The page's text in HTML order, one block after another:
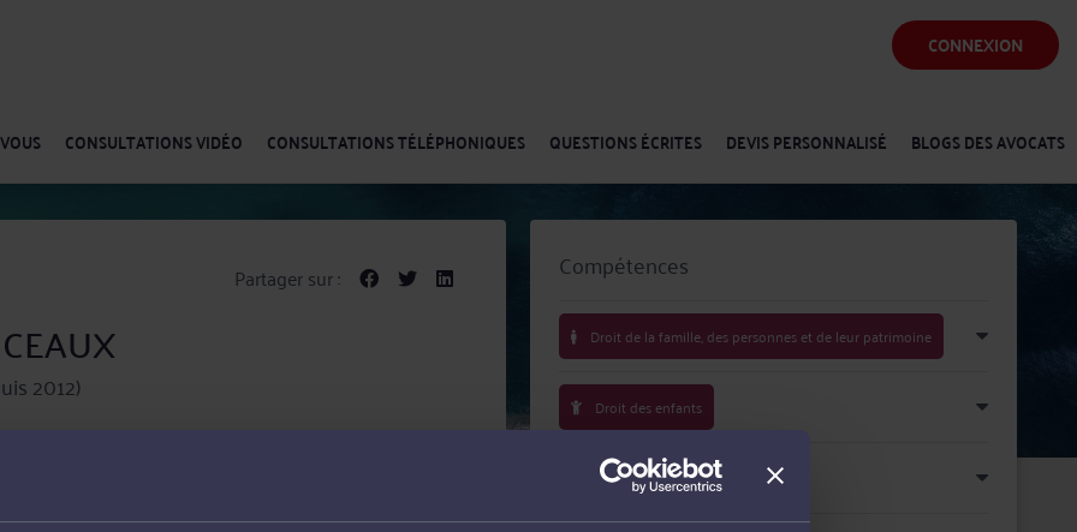
CONNEXION
CONSULTATIONS VIDÉO CONSULTATIONS TÉLÉPHONIQUES QUESTIONS ÉCRITES DEVIS PERSONNALISÉ BLOGS DES AVOCATS
Partager sur :
2012)
en matière de conseil que de contentieux,
de leur patrimoine, Droit des enfants et Droit pénal.
Compétences
Droit de la famille, des personnes et de leur patrimoine
Droit des enfants
Droit pénal